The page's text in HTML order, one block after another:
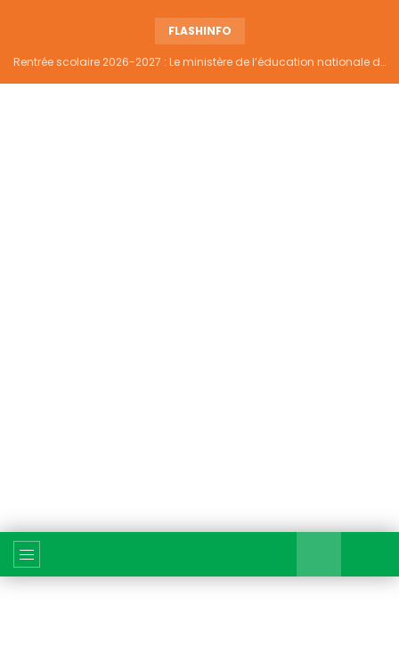
FLASHINFO
Rentrée scolaire 2026-2027 : Le ministère de l’éducation nationale dément tout report et maintient la date du 14 septembre